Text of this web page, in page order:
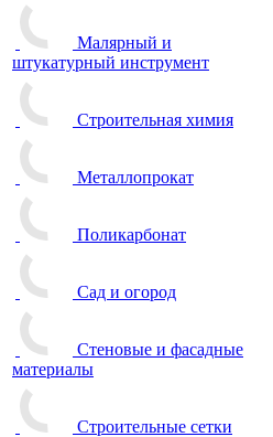
Малярный и
штукатурный инструмент
Строительная химия
Металлопрокат
Поликарбонат
Сад и огород
Стеновые и фасадные
материалы
Строительные сетки